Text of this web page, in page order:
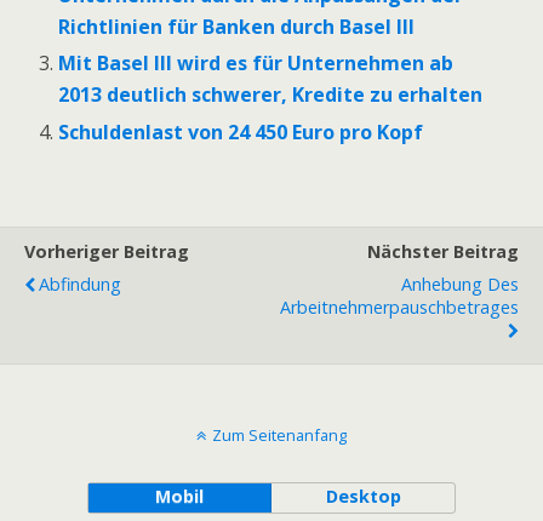
Richtlinien für Banken durch Basel III
Mit Basel III wird es für Unternehmen ab
2013 deutlich schwerer, Kredite zu erhalten
Schuldenlast von 24 450 Euro pro Kopf
Vorheriger Beitrag
Abfindung
Nächster Beitrag
Anhebung Des
Arbeitnehmerpauschbetrages
Zum Seitenanfang
Mobil Desktop